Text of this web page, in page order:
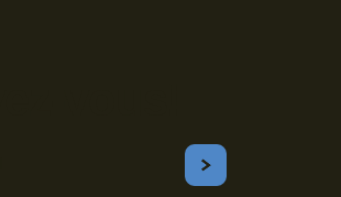
S'ABONNER